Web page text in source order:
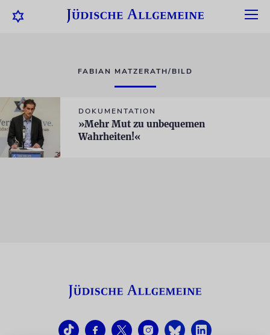
FABIAN MATZERATH/BILD
DOKUMENTATION
»Mehr Mut zu unbequemen
Wahrheiten!«